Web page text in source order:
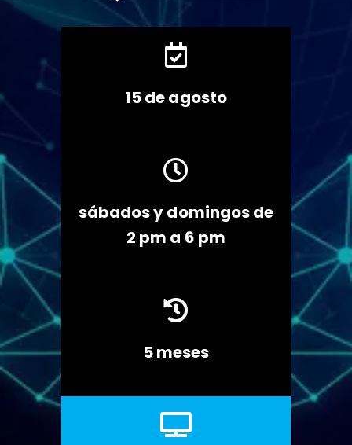

15 de agosto

sábados y domingos de
2 pm a 6 pm

5 meses
